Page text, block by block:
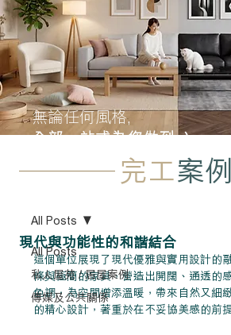
無論任何風格,
全部一站式為您做到 :)
完工案例
All Posts
私人屋苑 / 居屋案例
傳媒及公共關係
All Posts
現代與功能性的和諧結合
這個單位展現了現代優雅與實用設計的
條與極簡的家具，營造出開闊、通透的
色調，為空間增添溫暖，帶來自然又細
的精心設計，著重於在不妥協美感的前